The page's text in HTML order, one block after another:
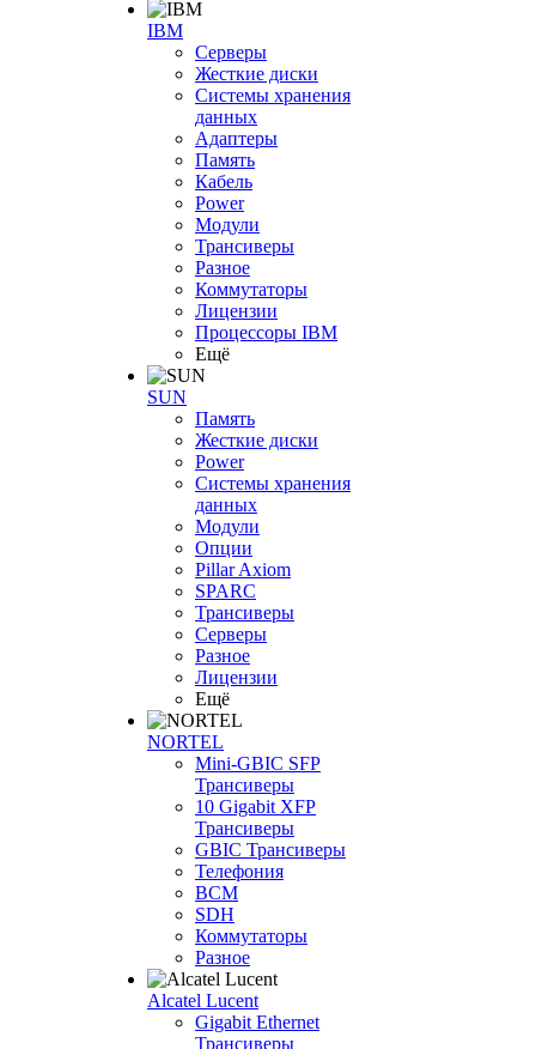
IBM
Серверы
Жесткие диски
Системы хранения
данных
Адаптеры
Память
Кабель
Power
Модули
Трансиверы
Разное
Коммутаторы
Лицензии
Процессоры IBM
Ещё
SUN
Память
Жесткие диски
Power
Системы хранения
данных
Модули
Опции
Pillar Axiom
SPARC
Трансиверы
Серверы
Разное
Лицензии
Ещё
NORTEL
Mini-GBIC SFP
Трансиверы
10 Gigabit XFP
Трансиверы
GBIC Трансиверы
Телефония
BCM
SDH
Коммутаторы
Разное
Alcatel Lucent
Gigabit Ethernet
Трансиверы